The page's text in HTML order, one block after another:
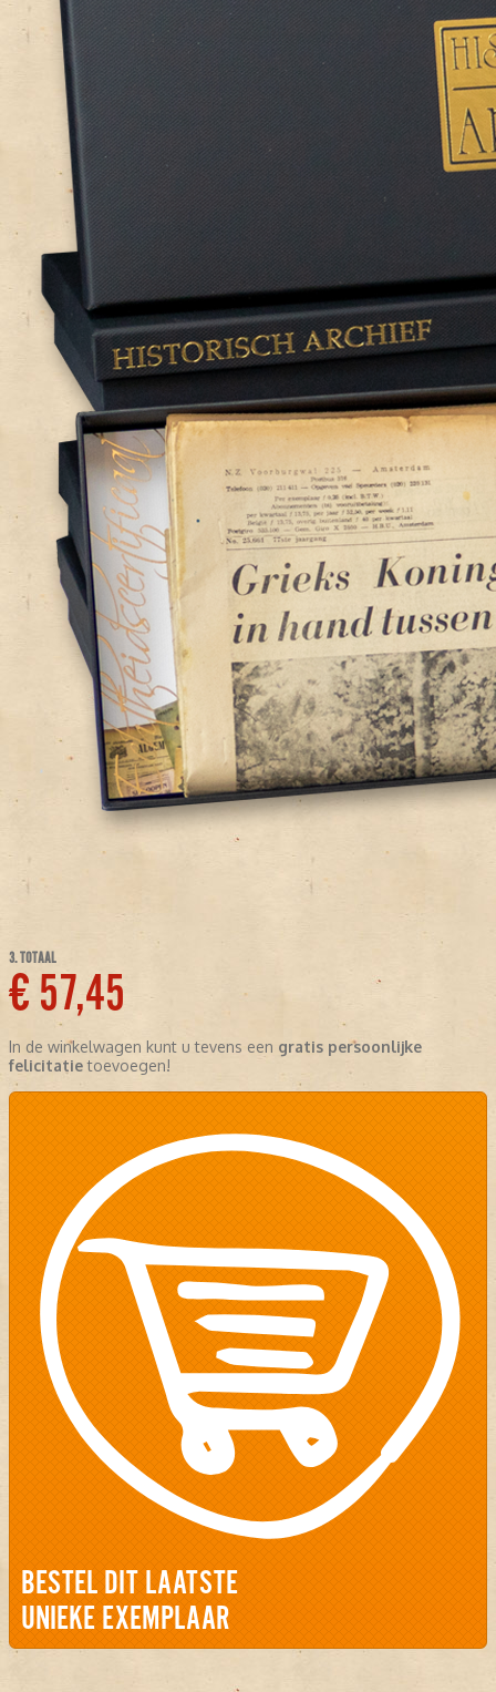
3. TOTAAL
€ 57,45
In de winkelwagen kunt u tevens een gratis persoonlijke
felicitatietoevoegen!
BESTEL DIT LAATSTE
UNIEKE EXEMPLAAR